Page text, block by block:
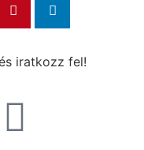
iratkozz fel!